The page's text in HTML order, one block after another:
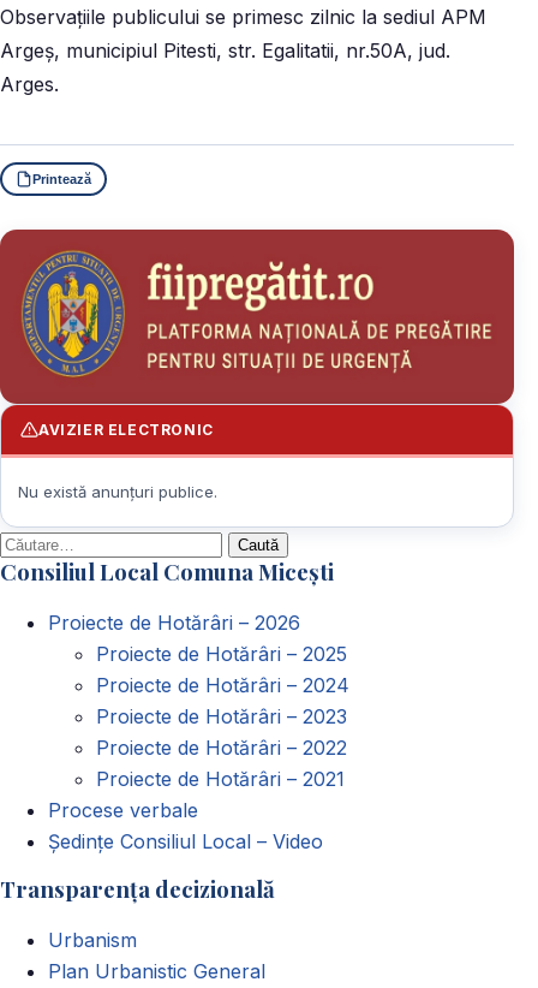
Observaţiile publicului se primesc zilnic la sediul APM
Argeş, municipiul Pitesti, str. Egalitatii, nr.50A, jud.
Arges.
Printează
AVIZIER ELECTRONIC
Nu există anunțuri publice.
Caută
după:
Consiliul Local Comuna Micești
Proiecte de Hotărâri – 2026
Proiecte de Hotărâri – 2025
Proiecte de Hotărâri – 2024
Proiecte de Hotărâri – 2023
Proiecte de Hotărâri – 2022
Proiecte de Hotărâri – 2021
Procese verbale
Ședințe Consiliul Local – Video
Transparența decizională
Urbanism
Plan Urbanistic General